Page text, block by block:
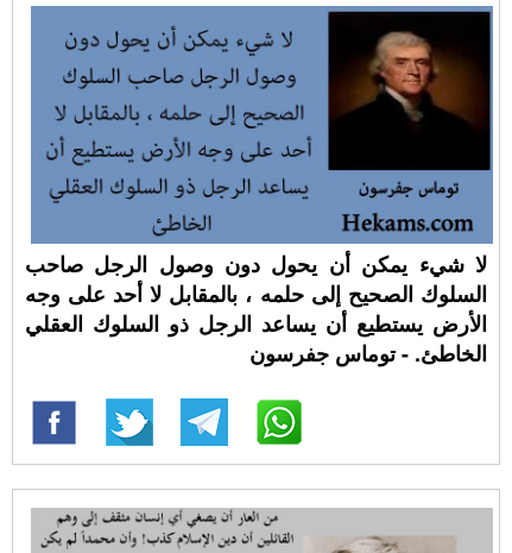
لا شيء يمكن أن يحول دون وصول الرجل صاحب
السلوك الصحيح إلى حلمه ، بالمقابل لا أحد على وجه
الأرض يستطيع أن يساعد الرجل ذو السلوك العقلي
الخاطئ. - توماس جفرسون